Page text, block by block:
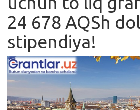
Blog
Yana
Qidirish
Kirish
24 678 AQSh
stipendiya!